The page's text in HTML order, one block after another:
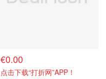
€0.00
点击下载“打折网”APP！